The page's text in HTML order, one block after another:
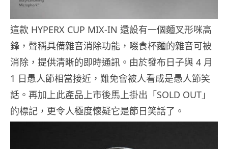
這款 HYPERX CUP MIX-IN 還設有一個麵叉形咪高
鋒，聲稱具備雜音消除功能，啜食杯麵的雜音可被
消除，提供清晰的即時通訊。由於發布日子與 4 月
1 日愚人節相當接近，難免會被人看成是愚人節笑
話。再加上此產品上市後馬上掛出「SOLD OUT」
的標記，更令人極度懷疑它是節日笑話了。